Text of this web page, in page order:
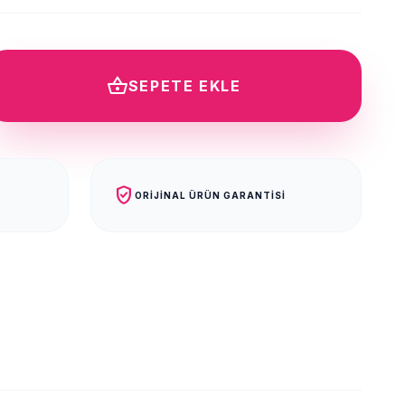
shopping_basketSEPETE EKLE
verified_user ORIJINAL ÜRÜN GARANTISI